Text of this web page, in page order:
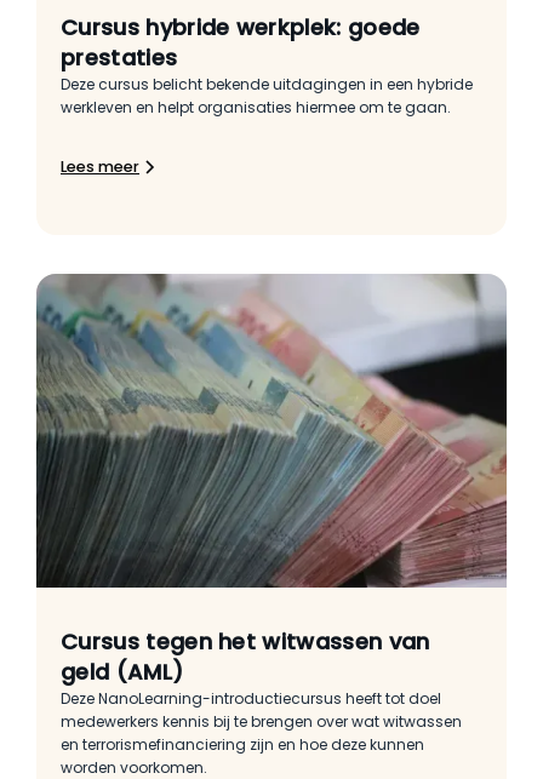
Cursus hybride werkplek: goede
prestaties
Deze cursus belicht bekende uitdagingen in een hybride
werkleven en helpt organisaties hiermee om te gaan.
Lees meer
Cursus tegen het witwassen van
geld (AML)
Deze NanoLearning-introductiecursus heeft tot doel
medewerkers kennis bij te brengen over wat witwassen
en terrorismefinanciering zijn en hoe deze kunnen
worden voorkomen.